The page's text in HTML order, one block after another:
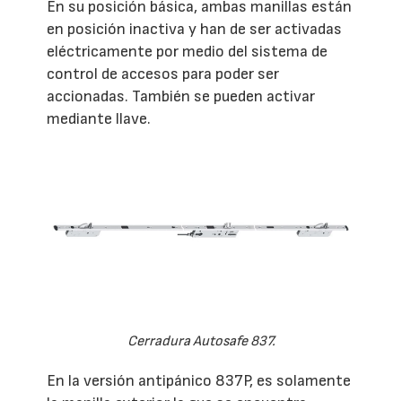
En su posición básica, ambas manillas están
en posición inactiva y han de ser activadas
eléctricamente por medio del sistema de
control de accesos para poder ser
accionadas. También se pueden activar
mediante llave.
Cerradura Autosafe 837.
En la versión antipánico 837P, es solamente